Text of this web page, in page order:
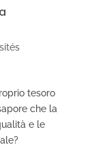
tesoro
che la
e le